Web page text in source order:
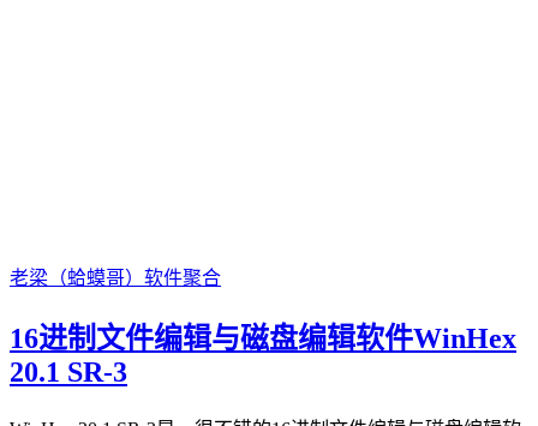
老梁（蛤蟆哥） 软件聚合
16进制文件编辑与磁盘编辑软件WinHex
20.1 SR-3